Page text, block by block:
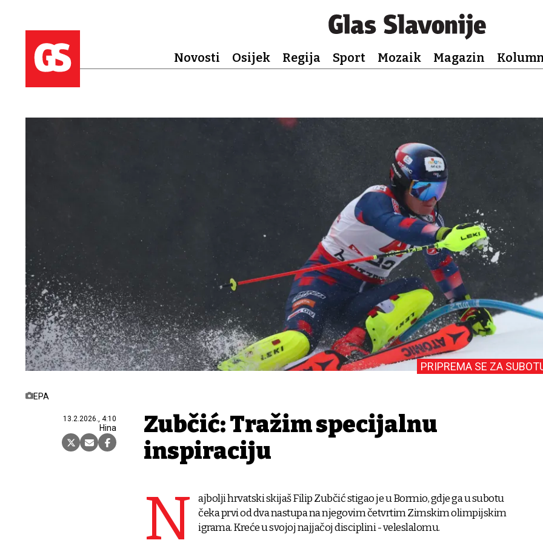
Novosti Osijek Regija Sport Mozaik Magazin
EPA
13.2.2026., 4:10
Hina
PRIPREMA SE ZA
Zubčić: Tražim specijalnu
inspiraciju
N
ajbolji hrvatski skijaš Filip Zubčić stigao je u Bormio, gdje ga u subotu
čeka prvi od dva nastupa na njegovim četvrtim Zimskim olimpijskim
igrama. Kreće u svojoj najjačoj disciplini - veleslalomu.